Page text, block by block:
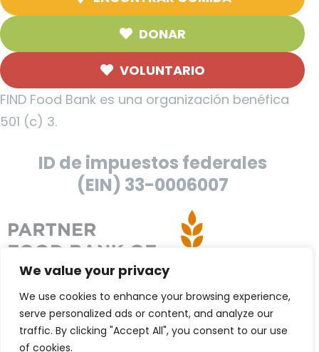
We value your privacy
We use cookies to enhance your browsing experience,
serve personalized ads or content, and analyze our
traffic. By clicking "Accept All", you consent to our use
of cookies.
DONAR
VOLUNTARIO
FIND Food Bank es una organización benéfica
501 (c) 3.
ID de impuestos federales
(EIN) 33-0006007